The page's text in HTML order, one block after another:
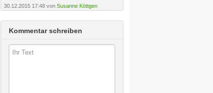
30.12.2015 17:48 von Susanne Köttgen
Kommentar schreiben